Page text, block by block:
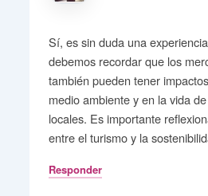
Sí, es sin duda una
debemos recordar que los
también pueden tener
medio ambiente y en la vida
locales. Es importante
entre el turismo y la
Responder